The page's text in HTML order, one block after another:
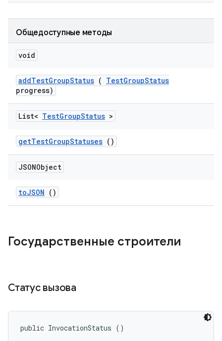
Общедоступные методы
void
addTestGroupStatus ( TestGroupStatus
progress)
List< TestGroupStatus >
getTestGroupStatuses ()
JSONObject
toJSON ()
Государственные строители
Статус вызова
public InvocationStatus ()